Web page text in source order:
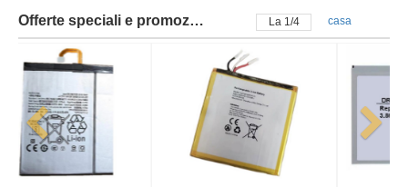
Offerte speciali e promozioni La 2/4 casa